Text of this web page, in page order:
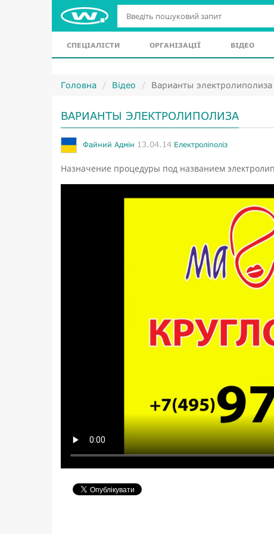
СПЕЦІАЛІСТИ ОРГАНІЗАЦІЇ ВІДЕО
Головна Відео Варианты электролиполиза
ВАРИАНТЫ ЭЛЕКТРОЛИПОЛИЗА
Файний Адмін 13.04.14 Електроліполіз
Назначение процедуры под названием